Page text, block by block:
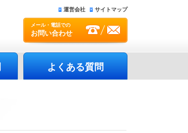
メール・電話での
お問い合わせ
運営会社 サイトマップ
よくある質問